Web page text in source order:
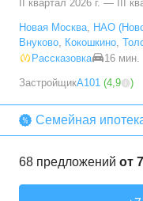
II квартал 2026 г. — III
Новая Москва, НАО
Внуково, Кокошкино,
Рассказовка
16 мин.
ЗастройщикА101 (4,9 )
Семейная
68 предложений от